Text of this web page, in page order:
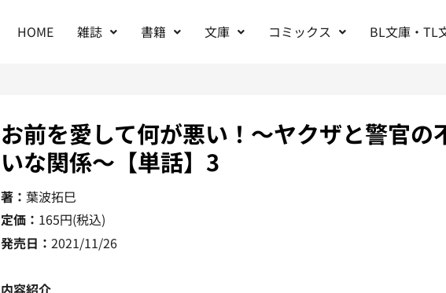
HOME 雑誌 書籍 文庫 コミックス BL文庫・TL
お前を愛して何が悪い！～ヤクザと警官の
いな関係～【単話】3
著： 葉波拓巳
定価： 165円(税込)
発売日： 2021/11/26
内容紹介